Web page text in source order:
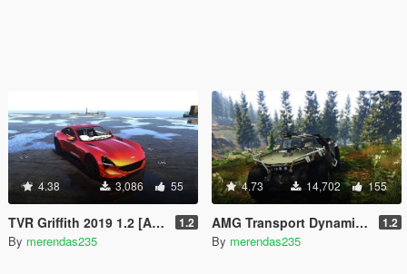
4.38 3,086 55
TVR Griffith 2019 1.2 [Add-On | LODs] 1.2
By merendas235
4.73 14,702 155
AMG Transport Dynamics M12S Warthog CST [Add-On / Replace] 1.2
By merendas235